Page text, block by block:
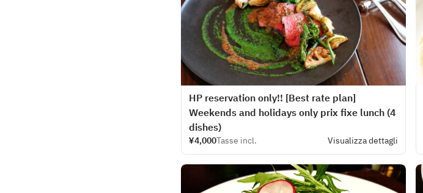
HP reservation only!! [Best rate plan]
Weekends and holidays only prix fixe lunch (4
dishes)
¥4,000Tasse incl. Visualizza dettagli